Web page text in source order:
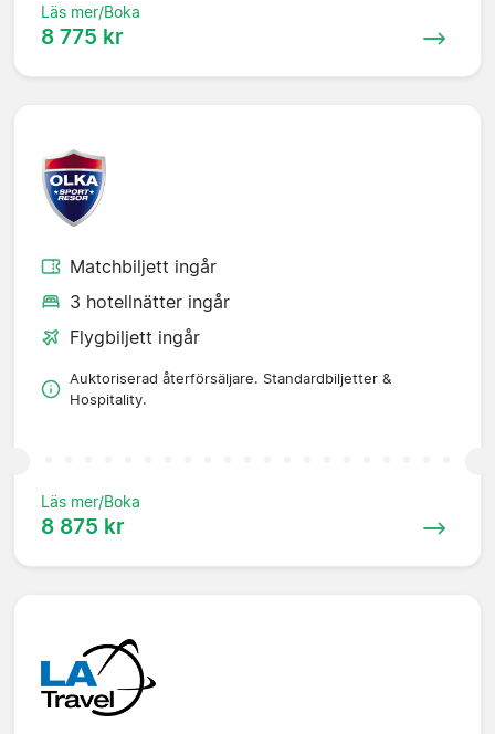
Läs mer/Boka
8 775 kr
Matchbiljett ingår
3 hotellnätter ingår
Flygbiljett ingår
Auktoriserad återförsäljare. Standardbiljetter &
Hospitality.
Läs mer/Boka
8 875 kr